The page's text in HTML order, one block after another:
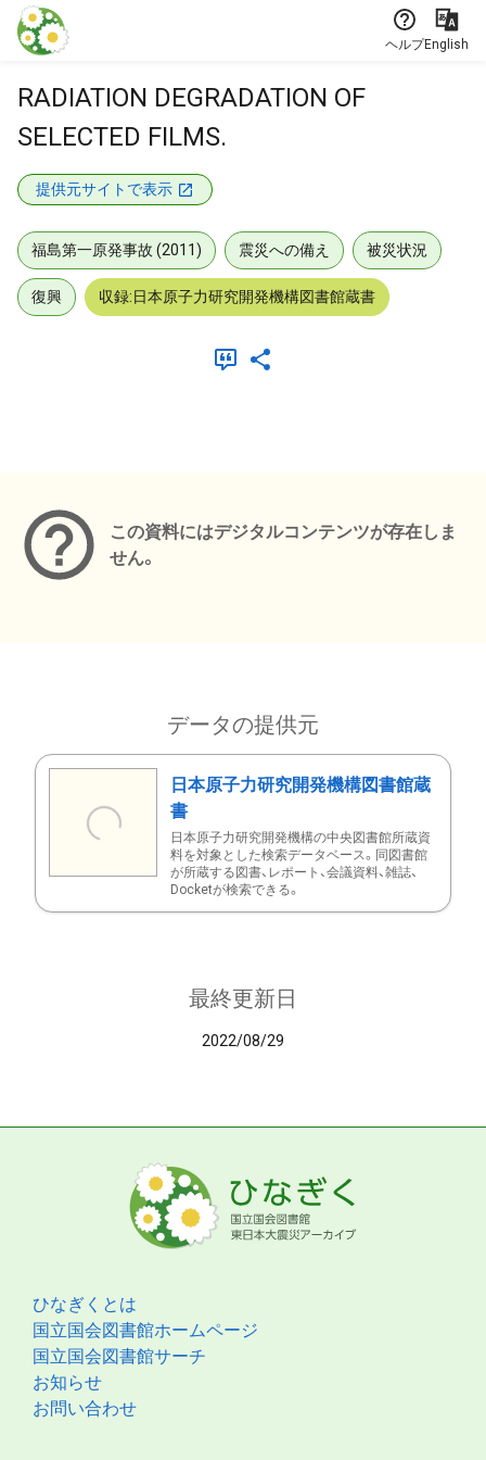
本文に飛ぶ
ヘルプEnglish
RADIATION DEGRADATION OF
SELECTED FILMS.
提供元サイトで表示
福島第一原発事故 (2011) 震災への備え 被災状況
復興 収録:日本原子力研究開発機構図書館蔵書
この資料にはデジタルコンテンツが存在しま
せん。
データの提供元
日本原子力研究開発機構図書館蔵
書
日本原子力研究開発機構の中央図書館所蔵資
料を対象とした検索データベース。同図書館
が所蔵する図書、レポート、会議資料、雑誌、
Docketが検索できる。
最終更新日
2022/08/29
ひなぎくとは
国立国会図書館ホームページ
国立国会図書館サーチ
お知らせ
お問い合わせ